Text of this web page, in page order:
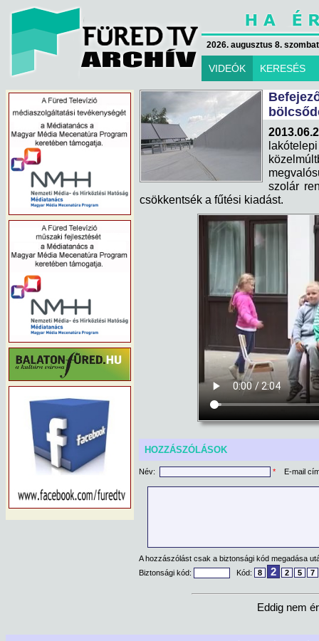
2026. augusztus 8.
VIDEÓK KERESÉS
szolár
csökkentsék a fűtési kiadást.
HOZZÁSZÓLÁSOK
Név: * E-mail
A hozzászólást csak a biztonsági kód megadása
Biztonsági kód:
Kód: 8 2 2 5 7
Eddig nem